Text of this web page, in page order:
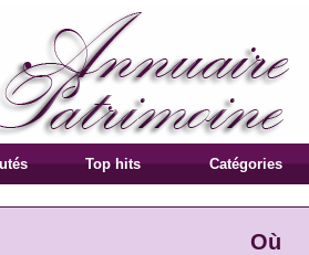
Top hits Catégories
Où